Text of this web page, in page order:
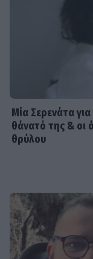
Μία Σερενάτα
θάνατό της & οι
θρύλου